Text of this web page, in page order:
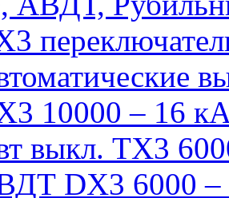
10000 – 16
выкл. TX3
DX3 6000 –